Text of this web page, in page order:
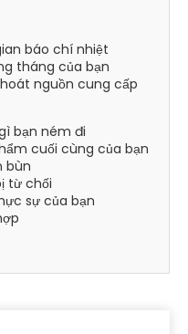
báo chí nhiệt
tháng của bạn
nguồn cung cấp
bạn ném đi
cuối cùng của bạn
bùn
từ chối
sự của bạn